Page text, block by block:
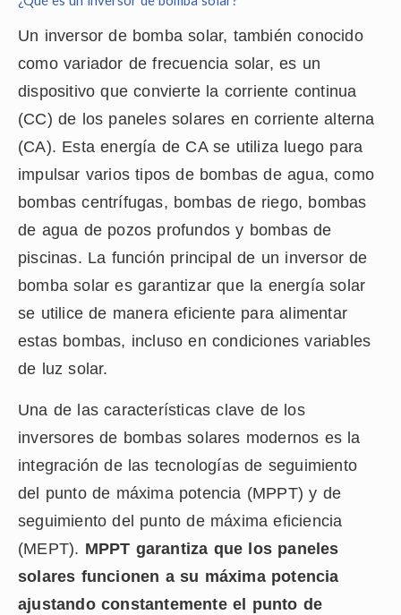
Un inversor de bomba solar, también conocido
como variador de frecuencia solar, es un
dispositivo que convierte la corriente continua
(CC) de los paneles solares en corriente alterna
(CA). Esta energía de CA se utiliza luego para
impulsar varios tipos de bombas de agua, como
bombas centrífugas, bombas de riego, bombas
de agua de pozos profundos y bombas de
piscinas. La función principal de un inversor de
bomba solar es garantizar que la energía solar
se utilice de manera eficiente para alimentar
estas bombas, incluso en condiciones variables
de luz solar.
Una de las características clave de los
inversores de bombas solares modernos es la
integración de las tecnologías de seguimiento
del punto de máxima potencia (MPPT) y de
seguimiento del punto de máxima eficiencia
(MEPT). MPPT garantiza que los paneles
solares funcionen a su máxima potencia
ajustando constantemente el punto de